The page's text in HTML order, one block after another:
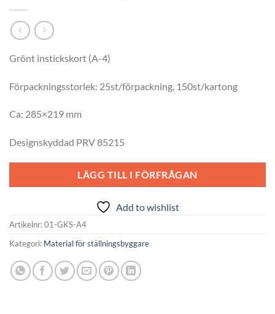
Grönt instickskort (A-4)
Förpackningsstorlek: 25st/förpackning, 150st/kartong
Ca: 285×219 mm
Designskyddad PRV 85215
LÄGG TILL I FÖRFRÅGAN
Add to wishlist
Artikelnr:01-GKS-A4
Kategori: Material för ställningsbyggare